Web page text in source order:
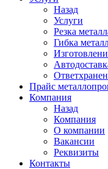
Назад
Услуги
Резка
Гибка
Прайс
Компания
Назад
Компания
О компании
Вакансии
Реквизиты
Контакты